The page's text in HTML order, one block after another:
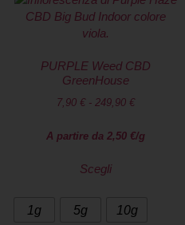
PURPLE Weed CBD
GreenHouse
7,90 € - 249,90 €
A partire da 2,50 €/g
Scegli
1g 5g 10g